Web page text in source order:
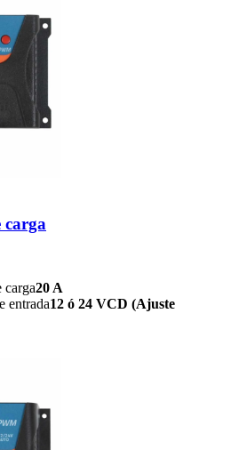
carga20 A
entrada12 ó 24 VCD (Ajuste